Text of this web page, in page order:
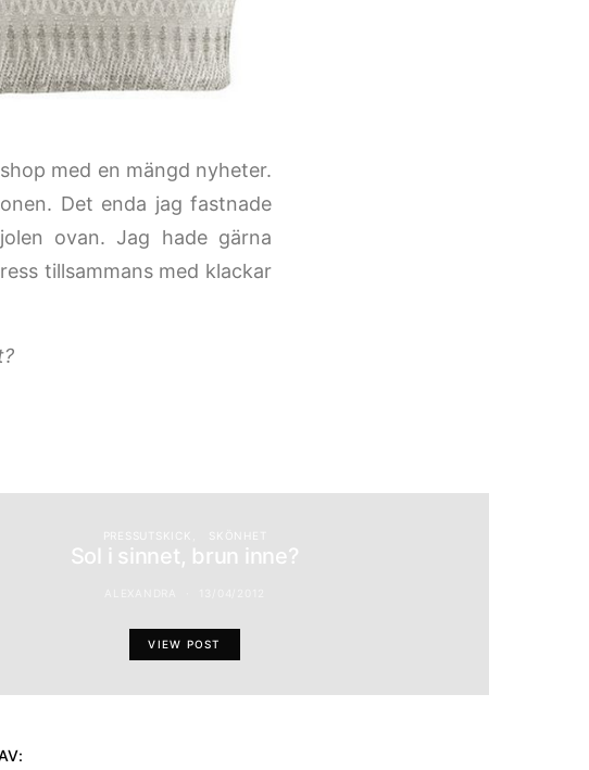
med en mängd nyheter.
Det enda jag fastnade
ovan. Jag hade gärna
tillsammans med klackar
Sol i sinnet, brun inne?
VIEW POST